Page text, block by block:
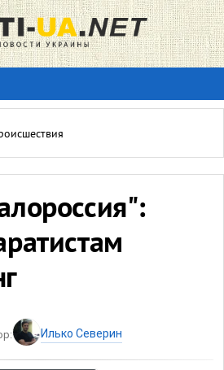
Илько Северин